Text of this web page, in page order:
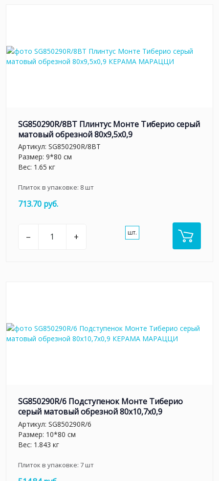
SG850290R/8BT Плинтус Монте Тиберио серый
матовый обрезной 80x9,5x0,9
Артикул: SG850290R/8BT
Размер: 9*80 см
Вес: 1.65 кг
Плиток в упаковке: 8шт
713.70 руб.
– + шт.
SG850290R/6 Подступенок Монте Тиберио
серый матовый обрезной 80x10,7x0,9
Артикул: SG850290R/6
Размер: 10*80 см
Вес: 1.843 кг
Плиток в упаковке: 7шт